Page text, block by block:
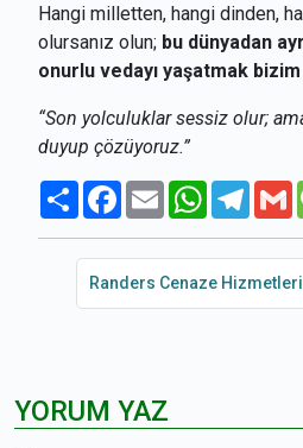
Hangi milletten, hangi dinden,
olursanız olun; bu dünyadan
onurlu vedayı yaşatmak
“Son yolculuklar sessiz olur;
duyup çözüyoruz.”
PaylaşFacebook
Email WhatsApp
Randers Cenaze Hizmetleri
YORUM YAZ